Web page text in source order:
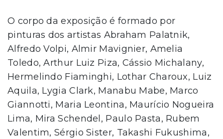
O corpo da exposição é formado por
pinturas dos artistas Abraham Palatnik,
Alfredo Volpi, Almir Mavignier, Amelia
Toledo, Arthur Luiz Piza, Cássio Michalany,
Hermelindo Fiaminghi, Lothar Charoux, Luiz
Aquila, Lygia Clark, Manabu Mabe, Marco
Giannotti, Maria Leontina, Maurício Nogueira
Lima, Mira Schendel, Paulo Pasta, Rubem
Valentim, Sérgio Sister, Takashi Fukushima,